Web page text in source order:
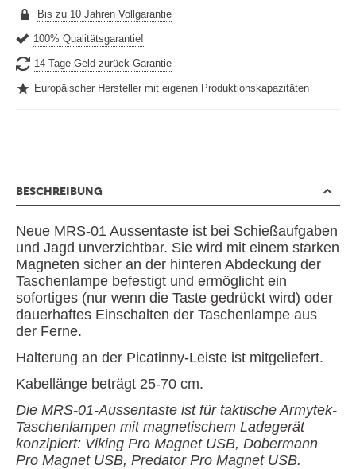
Bis zu 10 Jahren Vollgarantie
100% Qualitätsgarantie!
14 Tage Geld-zurück-Garantie
Europäischer Hersteller mit eigenen Produktionskapazitäten
BESCHREIBUNG
Neue MRS-01 Aussentaste ist bei Schießaufgaben
und Jagd unverzichtbar. Sie wird mit einem starken
Magneten sicher an der hinteren Abdeckung der
Taschenlampe befestigt und ermöglicht ein
sofortiges (nur wenn die Taste gedrückt wird) oder
dauerhaftes Einschalten der Taschenlampe aus
der Ferne.
Halterung an der Picatinny-Leiste ist mitgeliefert.
Kabellänge beträgt 25-70 cm.
Die MRS-01-Aussentaste ist für taktische Armytek-
Taschenlampen mit magnetischem Ladegerät
konzipiert: Viking Pro Magnet USB, Dobermann
Pro Magnet USB, Predator Pro Magnet USB.